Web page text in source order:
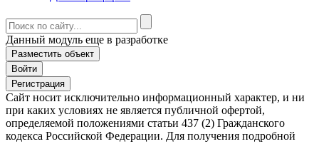
Данный модуль еще в разработке
Разместить объект
Войти
Регистрация
Сайт носит исключительно информационный характер, и ни
при каких условиях не является публичной офертой,
определяемой положениями статьи 437 (2) Гражданского
кодекса Российской Федерации. Для получения подробной